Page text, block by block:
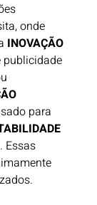
onde
INOVAÇÃO
publicidade
para
Essas